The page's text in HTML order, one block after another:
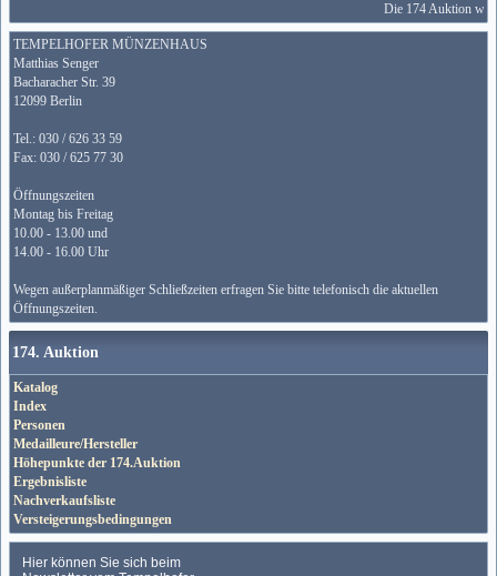
Die 174 Auktion
TEMPELHOFER MÜNZENHAUS
Matthias Senger
Bacharacher Str. 39
12099 Berlin
Tel.: 030 / 626 33 59
Fax: 030 / 625 77 30
Öffnungszeiten
Montag bis Freitag
10.00 - 13.00 und
14.00 - 16.00 Uhr
Wegen außerplanmäßiger Schließzeiten erfragen Sie bitte telefonisch die aktuellen
Öffnungszeiten.
174. Auktion
Katalog
Index
Personen
Medailleure/Hersteller
Höhepunkte der 174.Auktion
Ergebnisliste
Nachverkaufsliste
Versteigerungsbedingungen